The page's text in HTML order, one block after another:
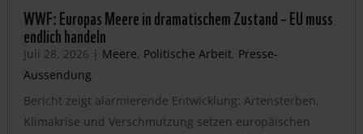
WWF: Europas Meere in dramatischem Zustand – EU muss
endlich handeln
Juli 28, 2026 | Meere, Politische Arbeit, Presse-
Aussendung
Bericht zeigt alarmierende Entwicklung: Artensterben,
Klimakrise und Verschmutzung setzen europäischen